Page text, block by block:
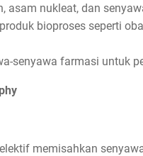
asam nukleat, dan
bioproses seperti
senyawa farmasi untuk
memisahkan